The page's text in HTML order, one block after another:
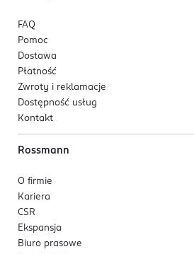
FAQ
Pomoc
Dostawa
Płatność
Zwroty i reklamacje
Dostępność usług
Kontakt
Rossmann
O firmie
Kariera
CSR
Ekspansja
Biuro prasowe